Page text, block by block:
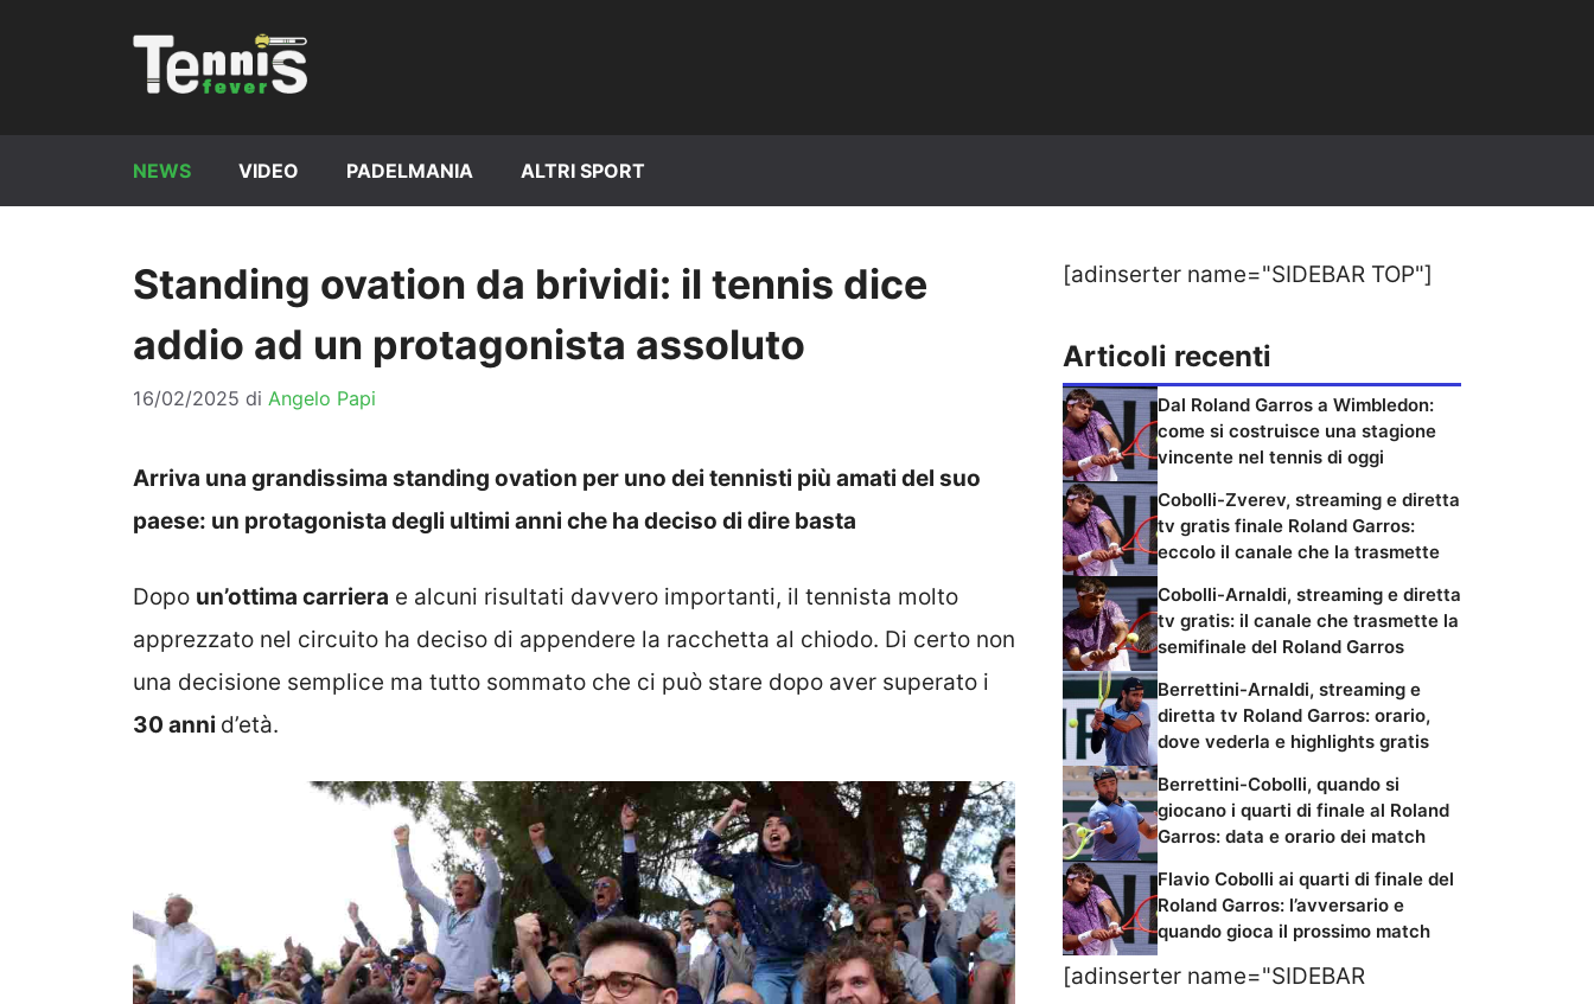
NEWS VIDEO PADELMANIA ALTRI SPORT
Standing ovation da brividi: il tennis dice
addio ad un protagonista assoluto
16/02/2025 di Angelo Papi
Arriva una grandissima standing ovation per uno dei tennisti più amati del suo
paese: un protagonista degli ultimi anni che ha deciso di dire basta
Dopo un’ottima carriera e alcuni risultati davvero importanti, il tennista molto
apprezzato nel circuito ha deciso di appendere la racchetta al chiodo. Di certo non
una decisione semplice ma tutto sommato che ci può stare dopo aver superato i
30 anni d’età.
[adinserter name="SIDEBAR TOP"]
Articoli recenti
Dal Roland Garros a Wimbledon:
come si costruisce una stagione
vincente nel tennis di oggi
Cobolli-Zverev, streaming e diretta
tv gratis finale Roland Garros:
eccolo il canale che la trasmette
Cobolli-Arnaldi, streaming e diretta
tv gratis: il canale che trasmette la
semifinale del Roland Garros
Berrettini-Arnaldi, streaming e
diretta tv Roland Garros: orario,
dove vederla e highlights gratis
Berrettini-Cobolli, quando si
giocano i quarti di finale al Roland
Garros: data e orario dei match
Flavio Cobolli ai quarti di finale del
Roland Garros: l’avversario e
quando gioca il prossimo match
[adinserter name="SIDEBAR